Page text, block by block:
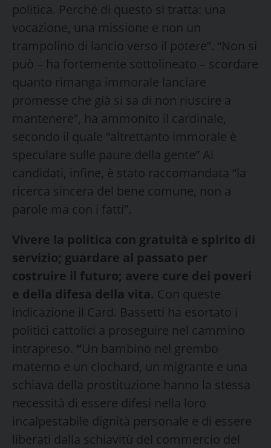
politica. Perché di questo si tratta: una
vocazione, una missione e non un
trampolino di lancio verso il potere”. “Non si
può – ha fortemente sottolineato – scordare
quanto rimanga immorale lanciare
promesse che già si sa di non riuscire a
mantenere”, ha ammonito il cardinale,
secondo il quale “altrettanto immorale è
speculare sulle paure della gente” Ai
candidati, infine, è stato raccomandata “la
ricerca sincera del bene comune, non a
parole ma con i fatti”.
Vivere la politica con gratuità e spirito di
servizio; guardare al passato per
costruire il futuro; avere cure dei poveri
e della difesa della vita. Con queste
indicazione il Card. Bassetti ha esortato i
politici cattolici a proseguire nel cammino
intrapreso. “Un bambino nel grembo
materno e un clochard, un migrante e una
schiava della prostituzione hanno la stessa
necessità di essere difesi nella loro
incalpestabile dignità personale e di essere
liberati dalla schiavitù del commercio del